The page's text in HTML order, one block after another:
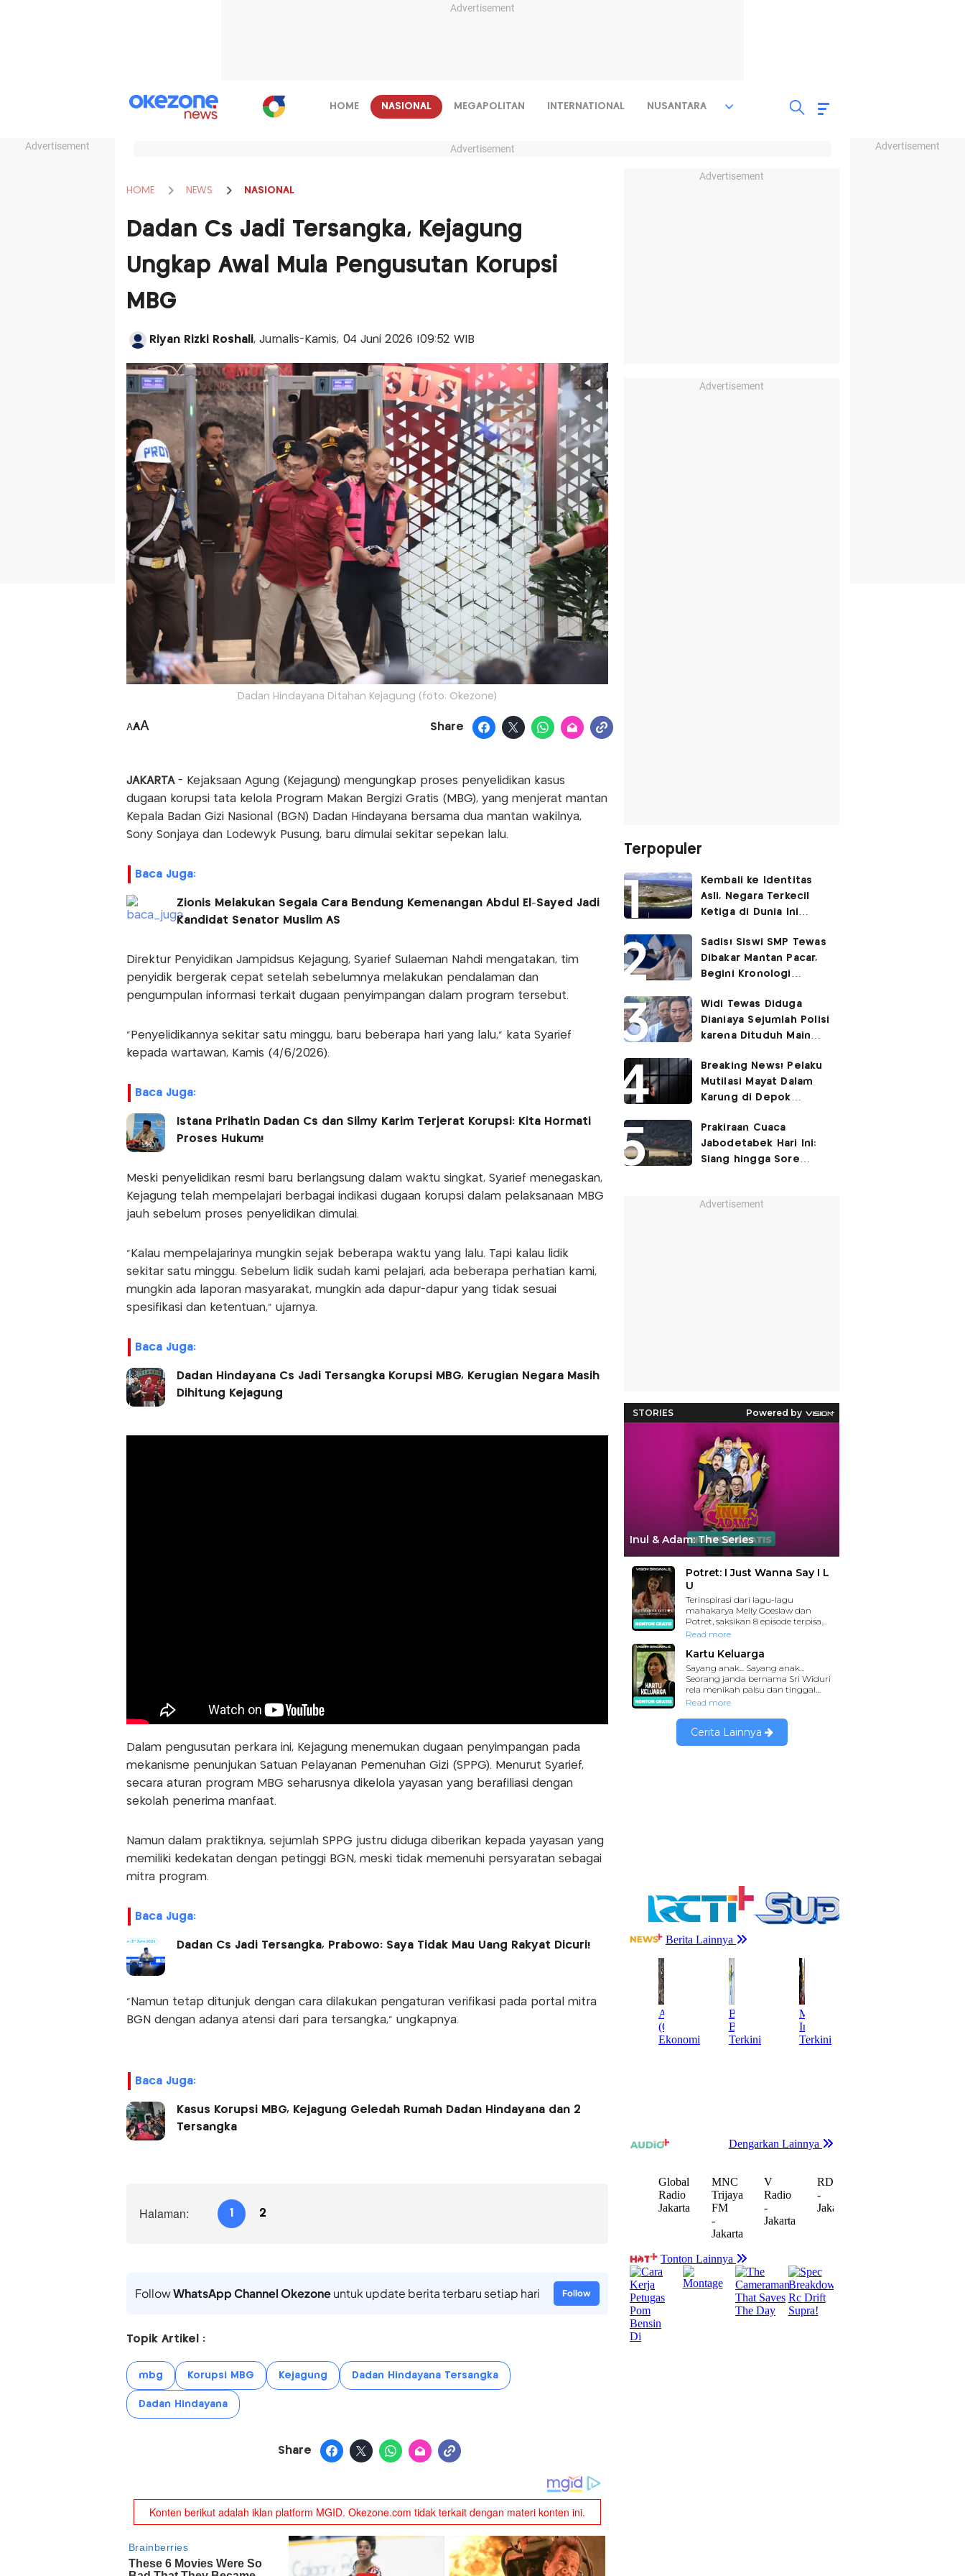
Advertisement
Advertisement Advertisement
HOME NASIONAL MEGAPOLITAN INTERNATIONAL NUSANTARA
Advertisement
HOME NEWS NASIONAL
Dadan Cs Jadi Tersangka, Kejagung
Ungkap Awal Mula Pengusutan Korupsi
MBG
Riyan Rizki Roshali, Jurnalis-Kamis, 04 Juni 2026 |09:52 WIB
Dadan Hindayana Ditahan Kejagung (foto: Okezone)
AAA Share
JAKARTA - Kejaksaan Agung (Kejagung) mengungkap proses penyelidikan kasus
dugaan korupsi tata kelola Program Makan Bergizi Gratis (MBG), yang menjerat mantan
Kepala Badan Gizi Nasional (BGN) Dadan Hindayana bersama dua mantan wakilnya,
Sony Sonjaya dan Lodewyk Pusung, baru dimulai sekitar sepekan lalu.
Baca Juga:
Zionis Melakukan Segala Cara Bendung Kemenangan Abdul El-Sayed Jadi
Kandidat Senator Muslim AS
Direktur Penyidikan Jampidsus Kejagung, Syarief Sulaeman Nahdi mengatakan, tim
penyidik bergerak cepat setelah sebelumnya melakukan pendalaman dan
pengumpulan informasi terkait dugaan penyimpangan dalam program tersebut.
"Penyelidikannya sekitar satu minggu, baru beberapa hari yang lalu," kata Syarief
kepada wartawan, Kamis (4/6/2026).
Baca Juga:
Istana Prihatin Dadan Cs dan Silmy Karim Terjerat Korupsi: Kita Hormati
Proses Hukum!
Meski penyelidikan resmi baru berlangsung dalam waktu singkat, Syarief menegaskan,
Kejagung telah mempelajari berbagai indikasi dugaan korupsi dalam pelaksanaan MBG
jauh sebelum proses penyelidikan dimulai.
"Kalau mempelajarinya mungkin sejak beberapa waktu yang lalu. Tapi kalau lidik
sekitar satu minggu. Sebelum lidik sudah kami pelajari, ada beberapa perhatian kami,
mungkin ada laporan masyarakat, mungkin ada dapur-dapur yang tidak sesuai
spesifikasi dan ketentuan," ujarnya.
Baca Juga:
Dadan Hindayana Cs Jadi Tersangka Korupsi MBG, Kerugian Negara Masih
Dihitung Kejagung
Dalam pengusutan perkara ini, Kejagung menemukan dugaan penyimpangan pada
mekanisme penunjukan Satuan Pelayanan Pemenuhan Gizi (SPPG). Menurut Syarief,
secara aturan program MBG seharusnya dikelola yayasan yang berafiliasi dengan
sekolah penerima manfaat.
Namun dalam praktiknya, sejumlah SPPG justru diduga diberikan kepada yayasan yang
memiliki kedekatan dengan petinggi BGN, meski tidak memenuhi persyaratan sebagai
mitra program.
Baca Juga:
Dadan Cs Jadi Tersangka, Prabowo: Saya Tidak Mau Uang Rakyat Dicuri!
"Namun tetap ditunjuk dengan cara dilakukan pengaturan verifikasi pada portal mitra
BGN dengan adanya atensi dari para tersangka," ungkapnya.
Baca Juga:
Kasus Korupsi MBG, Kejagung Geledah Rumah Dadan Hindayana dan 2
Tersangka
Halaman: 1 2
FollowWhatsApp Channel Okezoneuntuk update berita terbaru setiap hari Follow
Topik Artikel :
mbg Korupsi MBG Kejagung Dadan Hindayana Tersangka
Dadan Hindayana
Share
Advertisement
Advertisement
Terpopuler
Kembali ke Identitas
Asli, Negara Terkecil
Ketiga di Dunia Ini
Nama
Sadis! Siswi SMP Tewas
Dibakar Mantan Pacar,
Begini Kronologi
Widi Tewas Diduga
Dianiaya Sejumlah Polisi
karena Dituduh Main
Breaking News! Pelaku
Mutilasi Mayat Dalam
Karung di Depok
Prakiraan Cuaca
Jabodetabek Hari Ini:
Siang hingga Sore
Advertisement